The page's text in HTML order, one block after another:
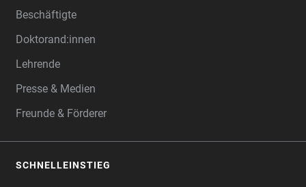
Beschäftigte
Doktorand:innen
Lehrende
Presse & Medien
Freunde & Förderer
SCHNELLEINSTIEG